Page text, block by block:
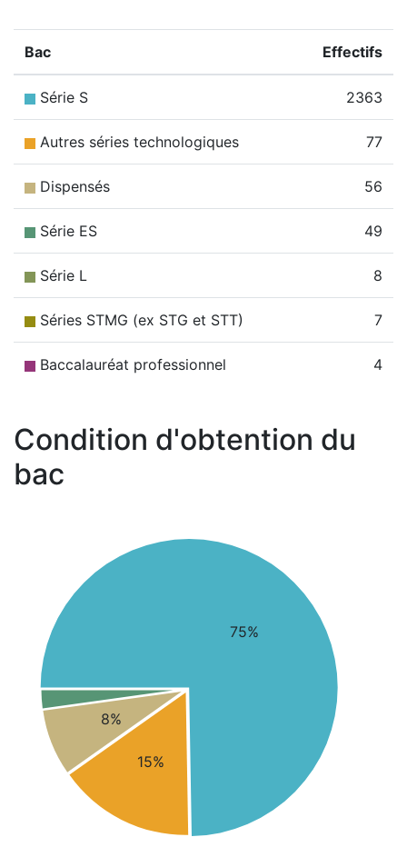
Bac Effectifs
Série S 2363
Autres séries technologiques 77
Dispensés 56
Série ES 49
Série L 8
Séries STMG (ex STG et STT) 7
Baccalauréat professionnel 4
Condition d'obtention du
bac
75%
15%
8%